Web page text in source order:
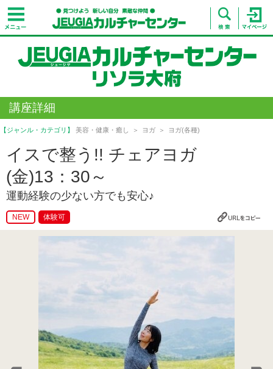
講座詳細
【ジャンル・カテゴリ】 美容・健康・癒し ヨガ ヨガ(各種)
イスで整う!! チェアヨガ
(金)13：30～
運動経験の少ない方でも安心♪
NEW 体験可